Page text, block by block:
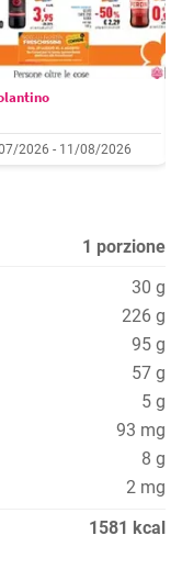
2026 - 11/08/2026
1 porzione
30 g
226 g
95 g
57 g
5 g
93 mg
8 g
2 mg
1581 kcal